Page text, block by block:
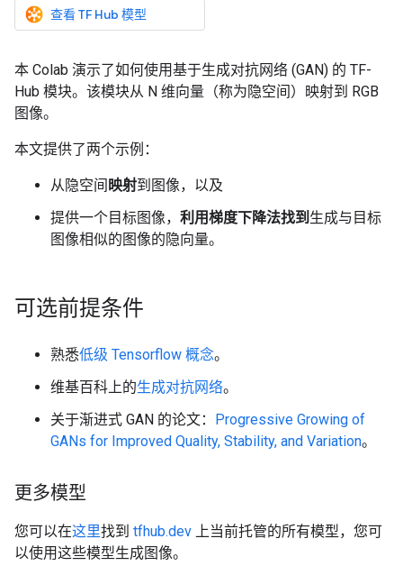
查看 TF Hub 模型
本 Colab 演示了如何使用基于生成对抗网络 (GAN) 的 TF-
Hub 模块。该模块从 N 维向量（称为隐空间）映射到 RGB
图像。
本文提供了两个示例：
从隐空间映射到图像，以及
提供一个目标图像， 利用梯度下降法找到生成与目标
图像相似的图像的隐向量。
可选前提条件
熟悉低级 Tensorflow 概念。
维基百科上的生成对抗网络。
关于渐进式 GAN 的论文： Progressive Growing of
GANs for Improved Quality, Stability, and Variation。
更多模型
您可以在这里找到 tfhub.dev 上当前托管的所有模型，您可
以使用这些模型生成图像。